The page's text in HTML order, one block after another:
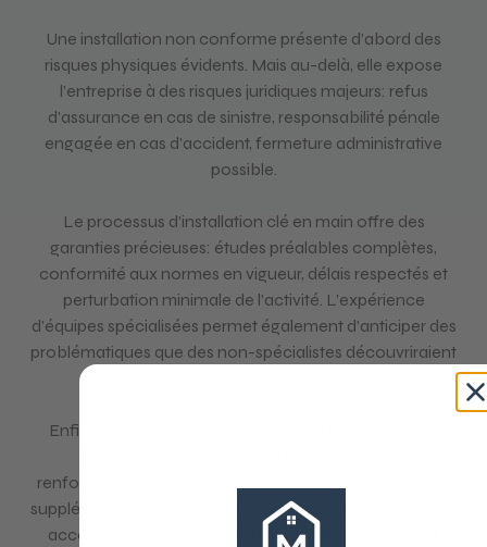
Une installation non conforme présente d’abord des
risques physiques évidents. Mais au-delà, elle expose
l’entreprise à des risques juridiques majeurs: refus
d’assurance en cas de sinistre, responsabilité pénale
engagée en cas d’accident, fermeture administrative
possible.
Le processus d’installation clé en main offre des
garanties précieuses: études préalables complètes,
conformité aux normes en vigueur, délais respectés et
perturbation minimale de l’activité. L’expérience
d’équipes spécialisées permet également d’anticiper des
problématiques que des non-spécialistes découvriraient
Enfin, penser à l’avenir est essentiel. Une mezzanine
renforcement de structure pour supporter des charges
supplémentaires, extension de surface, modification des
accès… Ces adaptations futures seront grandement